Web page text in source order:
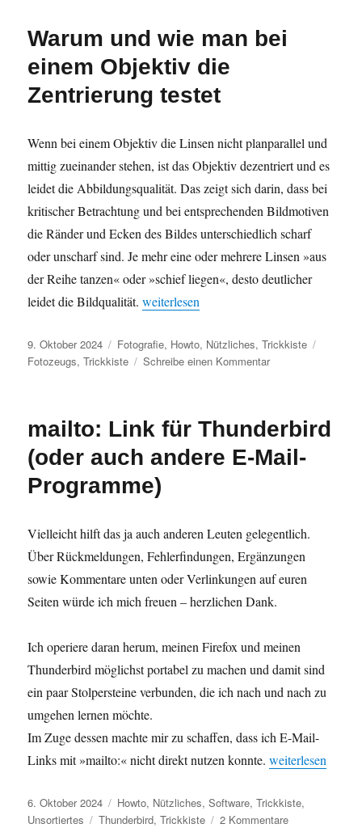
eine
Anleitung
zum
Selbstbau
Warum und wie man bei
einem Objektiv die
Zentrierung testet
Wenn bei einem Objektiv die Linsen nicht planparallel und
mittig zueinander stehen, ist das Objektiv dezentriert und es
leidet die Abbildungsqualität. Das zeigt sich darin, dass bei
kritischer Betrachtung und bei entsprechenden Bildmotiven
die Ränder und Ecken des Bildes unterschiedlich scharf
oder unscharf sind. Je mehr eine oder mehrere Linsen »aus
der Reihe tanzen« oder »schief liegen«, desto deutlicher
leidet die Bildqualität.„Warum und wie man bei einem Objektiv
weiterlesen
Veröffentlicht
am
9. Oktober 2024 Kategorien
Fotografie, Howto, Nützliches,Trickkiste
Fotozeugs,Trickkiste Schreibe einen Kommentarzu
man
einem
testet
mailto: Link für Thunderbird
(oder auch andere E-Mail-
Programme)
Vielleicht hilft das ja auch anderen Leuten gelegentlich.
Über Rückmeldungen, Fehlerfindungen, Ergänzungen
sowie Kommentare unten oder Verlinkungen auf euren
Seiten würde ich mich freuen – herzlichen Dank.
Ich operiere daran herum, meinen Firefox und meinen
Thunderbird möglichst portabel zu machen und damit sind
ein paar Stolpersteine verbunden, die ich nach und nach zu
umgehen lernen möchte.
Im Zuge dessen machte mir zu schaffen, dass ich E-Mail-
Links mit »mailto:« nicht direkt nutzen konnte.„mailto: Link für
weiterlesen
Veröffentlicht
am
6. Oktober 2024 Kategorien
Howto, Nützliches,Software,Trickkiste,
Unsortiertes
Schlagwörter
Thunderbird,Trickkiste 2 Kommentarezu